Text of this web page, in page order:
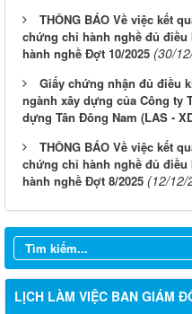
THÔNG BÁO Về việc kết
chứng chỉ hành nghề đủ
hành nghề Đợt 10/2025 (30/
Giấy chứng nhận đủ điều
ngành xây dựng của Công ty
dựng Tân Đông Nam (LAS -
THÔNG BÁO Về việc kết
chứng chỉ hành nghề đủ
hành nghề Đợt 8/2025 (12/12/
LỊCH LÀM VIỆC BAN GIÁM
LỊCH CÔNG TÁC CỦA
03/8 đến ngày 08/8/2026)
DỰNG (Từ ngày 27/7 đến
THÔNG BÁO LỊCH CÔNG
DỰNG (Từ ngày 20/7 đến ngày